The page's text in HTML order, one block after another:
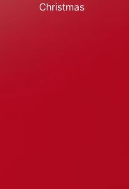
Christmas